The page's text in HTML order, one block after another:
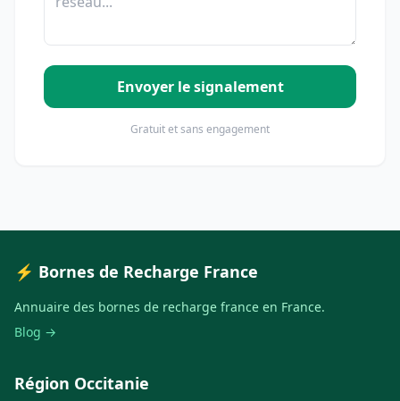
Envoyer le signalement
Gratuit et sans engagement
⚡ Bornes de Recharge France
Annuaire des bornes de recharge france en France.
Blog →
Région Occitanie